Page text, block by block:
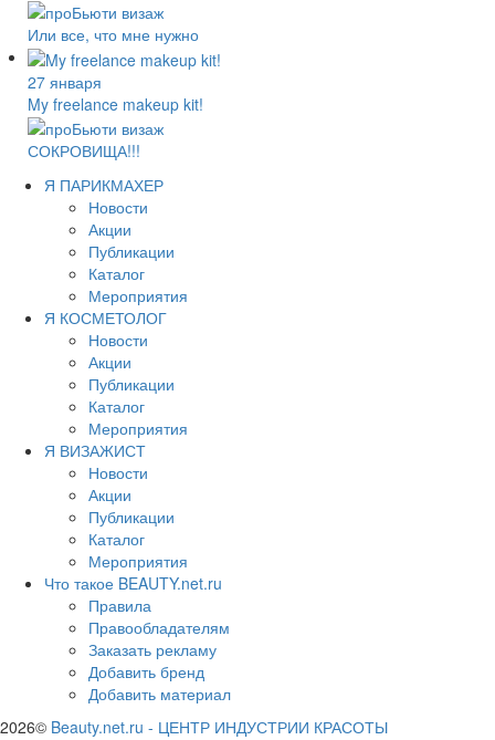
Или все, что мне нужно
27 января
My freelance makeup kit!
СОКРОВИЩА!!!
Я ПАРИКМАХЕР
Новости
Акции
Публикации
Каталог
Мероприятия
Я КОСМЕТОЛОГ
Новости
Акции
Публикации
Каталог
Мероприятия
Я ВИЗАЖИСТ
Новости
Акции
Публикации
Каталог
Мероприятия
Что такое BEAUTY.net.ru
Правила
Правообладателям
Заказать рекламу
Добавить бренд
Добавить материал
2026© Beauty.net.ru - ЦЕНТР ИНДУСТРИИ КРАСОТЫ